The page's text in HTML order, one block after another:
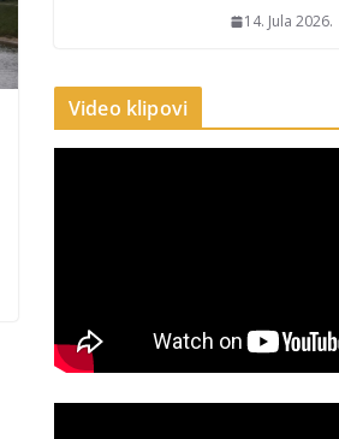
14. Jula 2026.
Video klipovi